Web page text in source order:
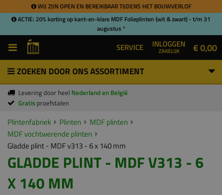
WIJ ZIJN OPEN EN BEREIKBAAR TIJDENS HET BOUWVERLOF
ACTIE: 20% korting op kant-en-klare MDF Folieplinten (wit & zwart) - t/m 31
augustus *
SERVICE INLOGGEN
ZAKELIJK € 0,00
ZOEKEN DOOR ONS ASSORTIMENT
Levering door heel Nederland en België
Gratis proefstalen
Plintenfabriek Plinten
MDF plinten
MDF vochtwerende plinten
Gladde plint - MDF v313 - 6 x 140 mm
GLADDE PLINT - MDF V313 - 6
X 140 MM